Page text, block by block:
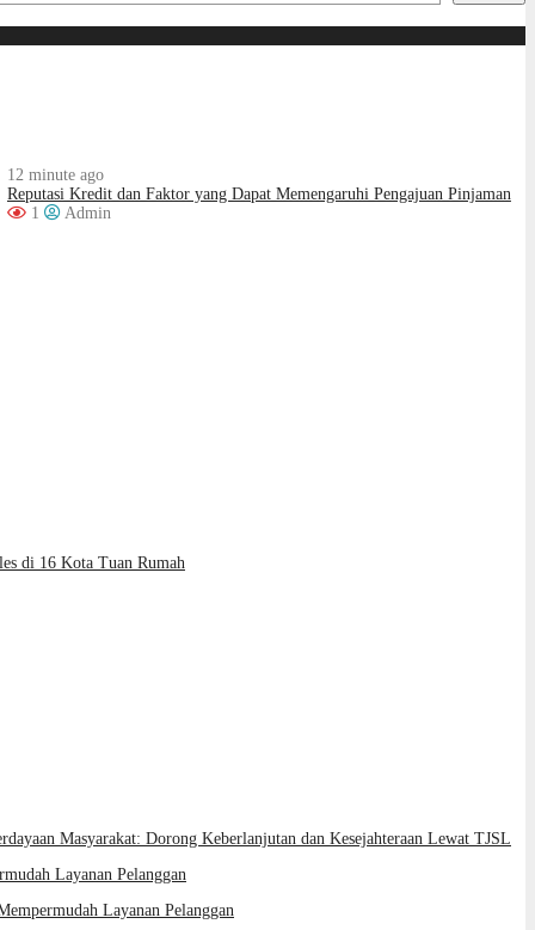
12 minute ago
Reputasi Kredit dan Faktor yang Dapat Memengaruhi Pengajuan Pinjaman
1
Admin
di 16 Kota Tuan Rumah
Masyarakat: Dorong Keberlanjutan dan Kesejahteraan Lewat TJSL
Layanan Pelanggan
Layanan Pelanggan